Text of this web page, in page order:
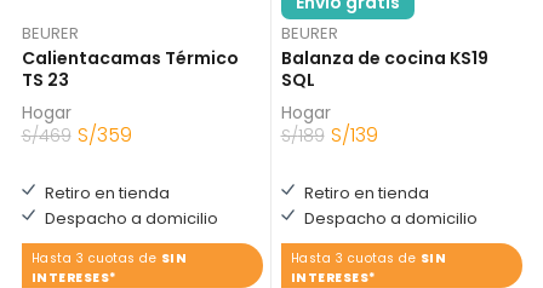
BEURER
Calientacamas Térmico
TS 23
Hogar
S/469 S/359
Retiro en tienda
Despacho a domicilio
Hasta 3 cuotas de SIN
INTERESES*
BEURER
Balanza de cocina KS19
SQL
Hogar
S/189 S/139
Retiro en tienda
Despacho a domicilio
Hasta 3 cuotas de SIN
INTERESES*